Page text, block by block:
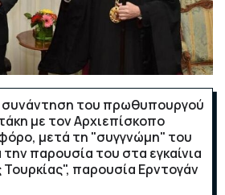
του πρωθυπουργού
με τον Αρχιεπίσκοπο
μετά τη "συγγνώμη" του
παρουσία του στα εγκαίνια
παρουσία Ερντογάν